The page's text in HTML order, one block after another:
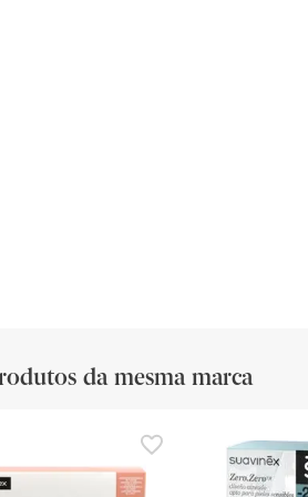
da mesma marca